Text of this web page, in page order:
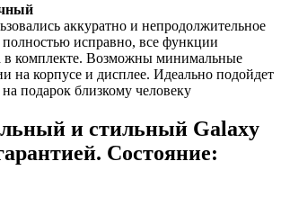
аккуратно и непродолжительное
полностью исправно, все функции
в комплекте. Возможны минимальные
на корпусе и дисплее. Идеально подойдет
на подарок близкому человеку
и стильный Galaxy
Состояние: